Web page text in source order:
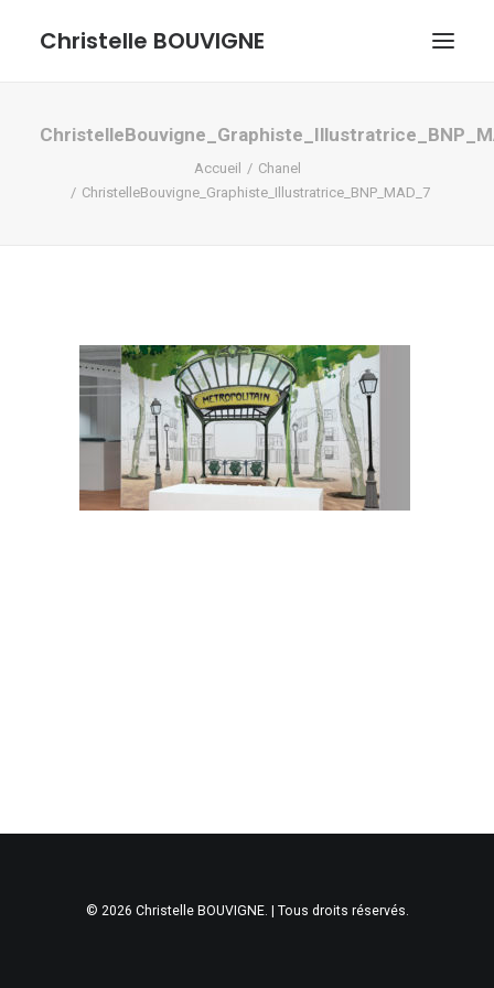
Christelle BOUVIGNE
GRAPHISME ET ILLUSTRATIONS
Accueil
Chanel
ChristelleBouvigne_Graphiste_Illustratrice_BNP_MAD_7
© 2026 Christelle BOUVIGNE. | Tous droits réservés.